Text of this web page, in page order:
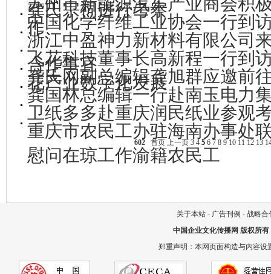
龚氏宗祠进行考察
作
中国化学纤维工业协会一行到
浙江中盈神力新材料有限公司
合作事宜
飞花科技董事长高新程一行到
花产业数字化发展
龚氏网副总编辑龚旭群应邀前
龚国林总编辑一行赴南玉电力
卫纸多多赴重庆润民纸业参观
重庆市农民工办驻海南办事处
慰问在琼工作渝籍农民工
602 首页 上一页 3 4 5 6 7 8 9 10 11 12 13
关于本站 - 广告刊例 - 战略合
中国企业文化传播网 版权所有
郑重声明：本网页面构造与内容